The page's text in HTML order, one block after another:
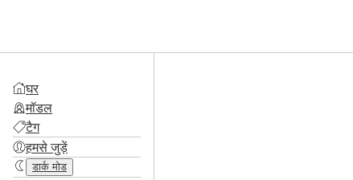
घर
मॉडल
टैग
हमसे जुड़ें
डार्क मोड